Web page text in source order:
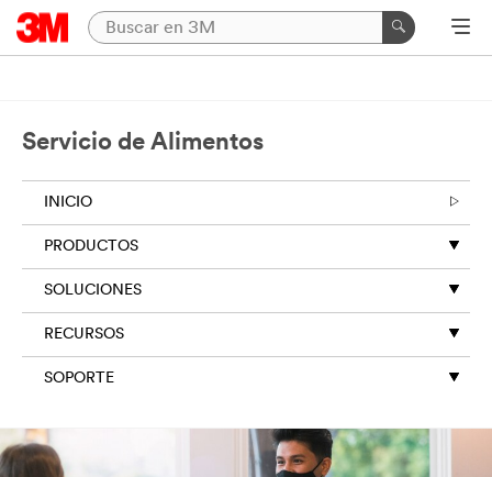
Servicio de Alimentos
INICIO
PRODUCTOS
SOLUCIONES
RECURSOS
SOPORTE